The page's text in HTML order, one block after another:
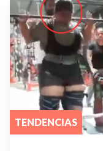
TENDENCIAS